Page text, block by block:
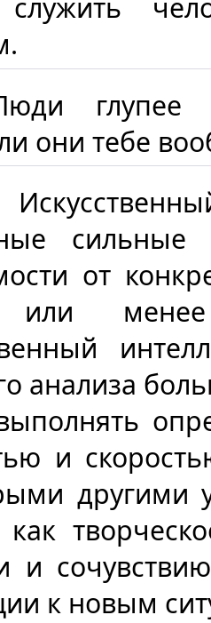
глупее
они тебе
от
или
анализа
и
другими
и
к новым